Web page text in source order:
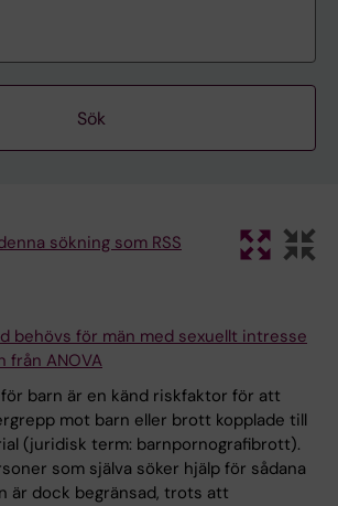
sökning som RSS
behövs för män med sexuellt intresse
från ANOVA
barn är en känd riskfaktor för att
mot barn eller brott kopplade till
(juridisk term: barnpornografibrott).
som själva söker hjälp för sådana
är dock begränsad, trots att